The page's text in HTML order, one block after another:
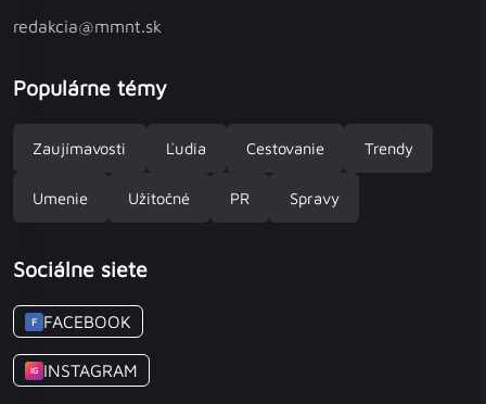
redakcia@mmnt.sk
Populárne témy
Zaujímavosti Ľudia Cestovanie Trendy
Umenie Užitočné PR Spravy
Sociálne siete
F FACEBOOK
IG INSTAGRAM